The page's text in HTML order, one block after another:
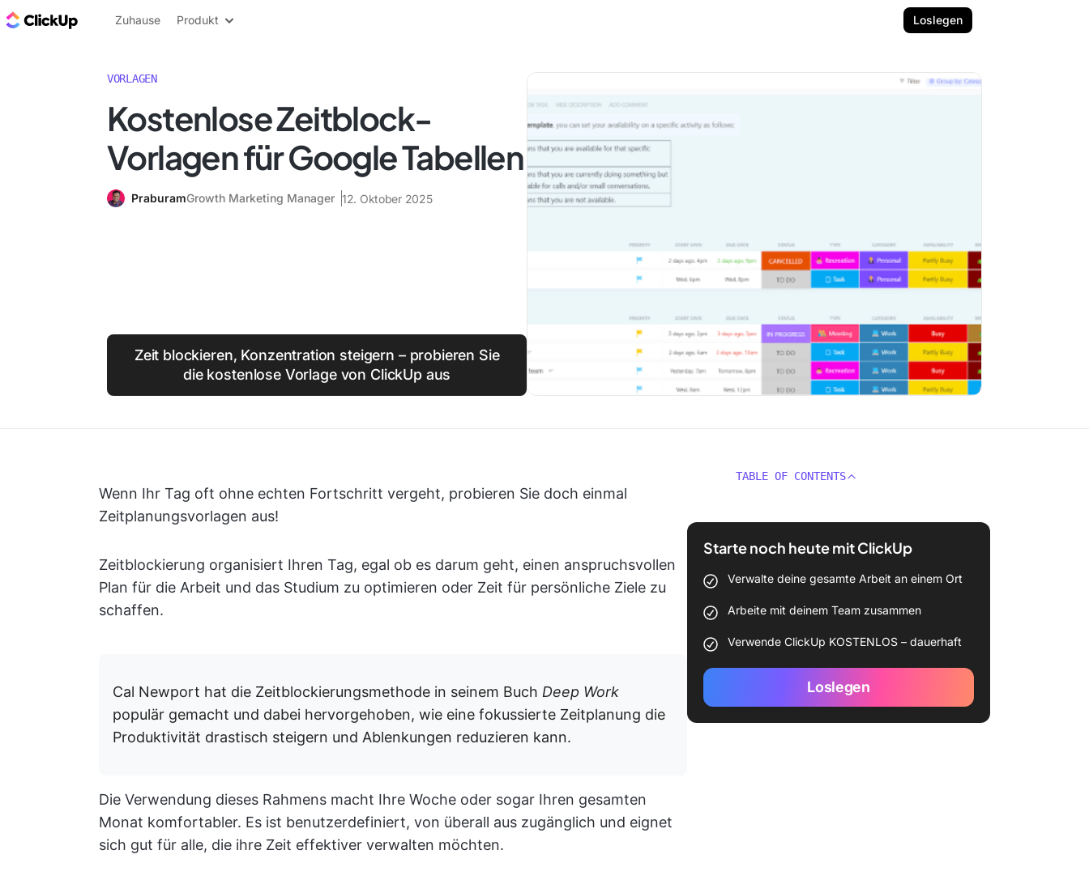
ClickUp Blog
Zuhause Produkt Loslegen
VORLAGEN
Kostenlose Zeitblock-
Vorlagen für Google Tabellen
PraburamGrowth Marketing Manager 12. Oktober 2025
Zeit blockieren, Konzentration steigern – probieren Sie
die kostenlose Vorlage von ClickUp aus
Wenn Ihr Tag oft ohne echten Fortschritt vergeht, probieren Sie doch einmal
Zeitplanungsvorlagen aus!
Zeitblockierung organisiert Ihren Tag, egal ob es darum geht, einen anspruchsvollen
Plan für die Arbeit und das Studium zu optimieren oder Zeit für persönliche Ziele zu
schaffen.
Cal Newport hat die Zeitblockierungsmethode in seinem Buch Deep Work
populär gemacht und dabei hervorgehoben, wie eine fokussierte Zeitplanung die
Produktivität drastisch steigern und Ablenkungen reduzieren kann.
Die Verwendung dieses Rahmens macht Ihre Woche oder sogar Ihren gesamten
Monat komfortabler. Es ist benutzerdefiniert, von überall aus zugänglich und eignet
sich gut für alle, die ihre Zeit effektiver verwalten möchten.
TABLE OF CONTENTS
Starte noch heute mit ClickUp
Verwalte deine gesamte Arbeit an einem Ort
Arbeite mit deinem Team zusammen
Verwende ClickUp KOSTENLOS – dauerhaft
Loslegen